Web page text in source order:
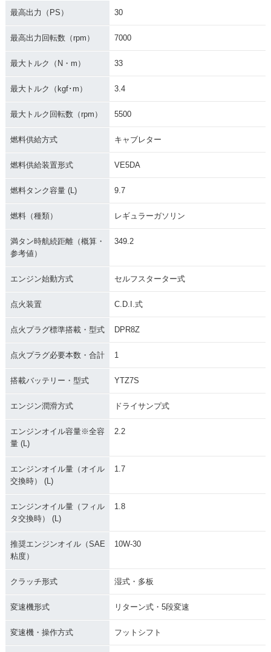
最高出力（PS） 30
最高出力回転数（rpm） 7000
最大トルク（N・m） 33
最大トルク（kgf･m） 3.4
最大トルク回転数（rpm） 5500
燃料供給方式 キャブレター
燃料供給装置形式 VE5DA
燃料タンク容量 (L) 9.7
燃料（種類） レギュラーガソリン
満タン時航続距離（概算・
参考値）
349.2
エンジン始動方式 セルフスターター式
点火装置 C.D.I.式
点火プラグ標準搭載・型式 DPR8Z
点火プラグ必要本数・合計 1
搭載バッテリー・型式 YTZ7S
エンジン潤滑方式 ドライサンプ式
エンジンオイル容量※全容
量 (L)
2.2
エンジンオイル量（オイル
交換時） (L)
1.7
エンジンオイル量（フィル
タ交換時） (L)
1.8
推奨エンジンオイル（SAE
粘度）
10W-30
クラッチ形式 湿式・多板
変速機形式 リターン式・5段変速
変速機・操作方式 フットシフト